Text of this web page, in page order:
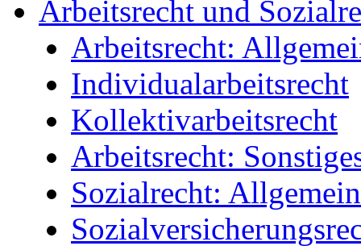
Arbeitsrecht und
Arbeitsrecht:
Individualarbeitsrecht
Kollektivarbeitsrecht
Arbeitsrecht:
Sozialrecht: